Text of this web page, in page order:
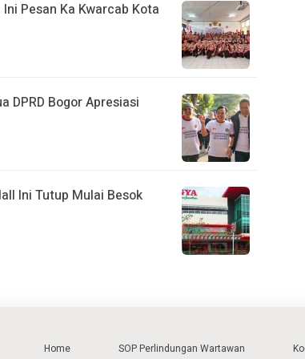
Pesan Ka Kwarcab Kota
DPRD Bogor Apresiasi
Ini Tutup Mulai Besok
Home SOP Perlindungan Wartawan